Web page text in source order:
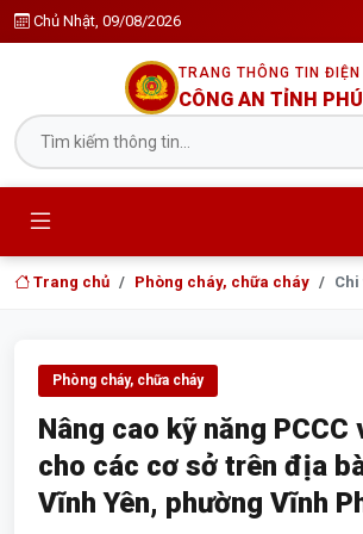
Chủ Nhật, 09/08/2026
TRANG THÔNG TIN
CÔNG AN TỈNH
Trang chủ Phòng cháy, chữa cháy
Phòng cháy, chữa cháy
Nâng cao kỹ năng PCCC
cho các cơ sở trên địa
Vĩnh Yên, phường Vĩnh